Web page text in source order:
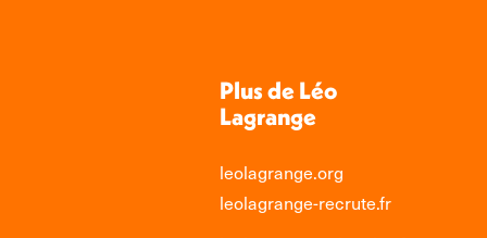
Plus de Léo
Lagrange
leolagrange.org
leolagrange-recrute.fr